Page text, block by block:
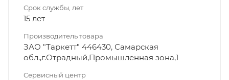
Срок службы, лет
15 лет
Производитель товара
ЗАО "Таркетт" 446430, Самарская
обл.,г.Отрадный,Промышленная зона,1
Сервисный центр